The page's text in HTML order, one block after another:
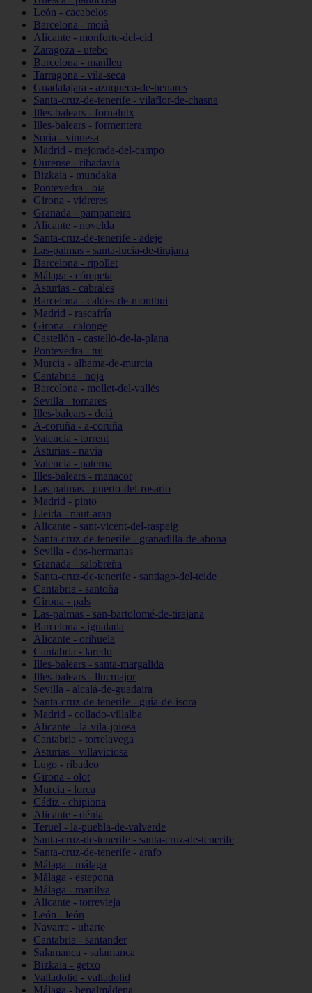
León - cacabelos
Barcelona - moià
Alicante - monforte-del-cid
Zaragoza - utebo
Barcelona - manlleu
Tarragona - vila-seca
Guadalajara - azuqueca-de-henares
Santa-cruz-de-tenerife - vilaflor-de-chasna
Illes-balears - fornalutx
Illes-balears - formentera
Soria - vinuesa
Madrid - mejorada-del-campo
Ourense - ribadavia
Bizkaia - mundaka
Pontevedra - oia
Girona - vidreres
Granada - pampaneira
Alicante - novelda
Santa-cruz-de-tenerife - adeje
Las-palmas - santa-lucía-de-tirajana
Barcelona - ripollet
Málaga - cómpeta
Asturias - cabrales
Barcelona - caldes-de-montbui
Madrid - rascafría
Girona - calonge
Castellón - castelló-de-la-plana
Pontevedra - tui
Murcia - alhama-de-murcia
Cantabria - noja
Barcelona - mollet-del-vallès
Sevilla - tomares
Illes-balears - deià
A-coruña - a-coruña
Valencia - torrent
Asturias - navia
Valencia - paterna
Illes-balears - manacor
Las-palmas - puerto-del-rosario
Madrid - pinto
Lleida - naut-aran
Alicante - sant-vicent-del-raspeig
Santa-cruz-de-tenerife - granadilla-de-abona
Sevilla - dos-hermanas
Granada - salobreña
Santa-cruz-de-tenerife - santiago-del-teide
Cantabria - santoña
Girona - pals
Las-palmas - san-bartolomé-de-tirajana
Barcelona - igualada
Alicante - orihuela
Cantabria - laredo
Illes-balears - santa-margalida
Illes-balears - llucmajor
Sevilla - alcalá-de-guadaíra
Santa-cruz-de-tenerife - guía-de-isora
Madrid - collado-villalba
Alicante - la-vila-joiosa
Cantabria - torrelavega
Asturias - villaviciosa
Lugo - ribadeo
Girona - olot
Murcia - lorca
Cádiz - chipiona
Alicante - dénia
Teruel - la-puebla-de-valverde
Santa-cruz-de-tenerife - santa-cruz-de-tenerife
Santa-cruz-de-tenerife - arafo
Málaga - málaga
Málaga - estepona
Málaga - manilva
Alicante - torrevieja
León - león
Navarra - uharte
Cantabria - santander
Salamanca - salamanca
Bizkaia - getxo
Valladolid - valladolid
Málaga - benalmádena